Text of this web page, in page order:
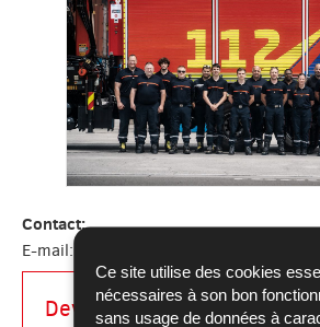
Ce site utilise des cookies
nécessaires à son bon
sans usage de données à
Contact:
E-mail:
Devenir volontaire